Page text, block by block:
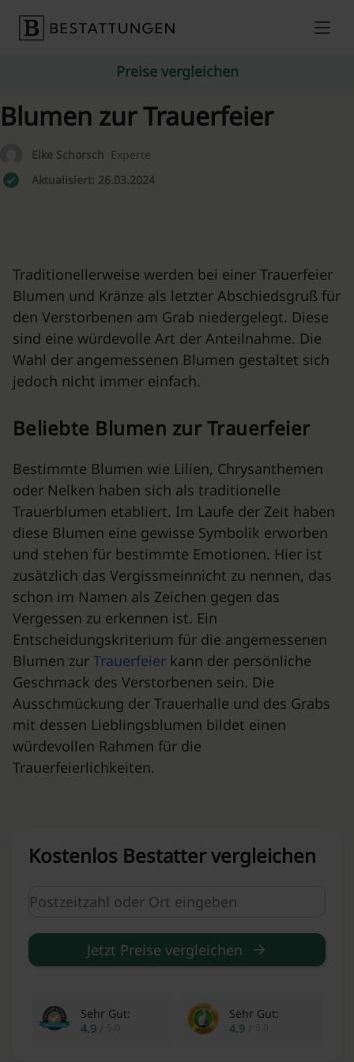
Preise vergleichen
Blumen zur Trauerfeier
Elke Schorsch Experte
Aktualisiert: 26.03.2024
Traditionellerweise werden bei einer Trauerfeier
Blumen und Kränze als letzter Abschiedsgruß für
den Verstorbenen am Grab niedergelegt. Diese
sind eine würdevolle Art der Anteilnahme. Die
Wahl der angemessenen Blumen gestaltet sich
jedoch nicht immer einfach.
Beliebte Blumen zur Trauerfeier
Bestimmte Blumen wie Lilien, Chrysanthemen
oder Nelken haben sich als traditionelle
Trauerblumen etabliert. Im Laufe der Zeit haben
diese Blumen eine gewisse Symbolik erworben
und stehen für bestimmte Emotionen. Hier ist
zusätzlich das Vergissmeinnicht zu nennen, das
schon im Namen als Zeichen gegen das
Vergessen zu erkennen ist. Ein
Entscheidungskriterium für die angemessenen
Blumen zur Trauerfeier kann der persönliche
Geschmack des Verstorbenen sein. Die
Ausschmückung der Trauerhalle und des Grabs
mit dessen Lieblingsblumen bildet einen
würdevollen Rahmen für die
Trauerfeierlichkeiten.
Kostenlos Bestatter vergleichen
Jetzt Preise vergleichen
Sehr Gut:
4.9
Sehr Gut:
4.9